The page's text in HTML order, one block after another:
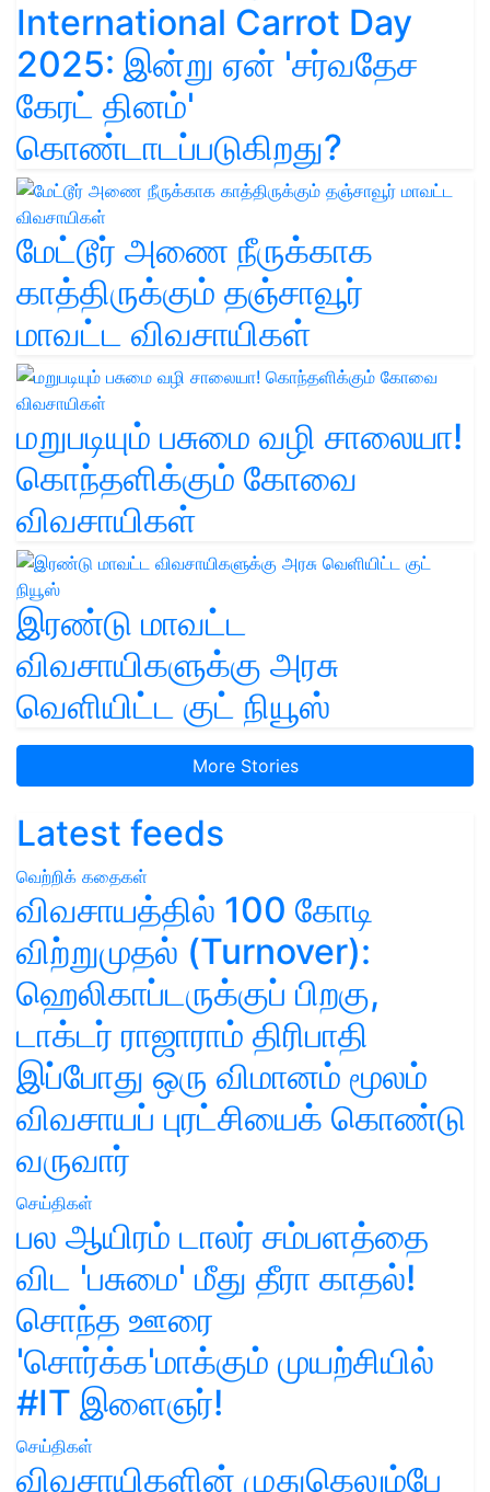
International Carrot Day
2025: இன்று ஏன் 'சர்வதேச
கேரட் தினம்'
கொண்டாடப்படுகிறது?
மேட்டூர் அணை நீருக்காக
காத்திருக்கும் தஞ்சாவூர்
மாவட்ட விவசாயிகள்
மறுபடியும் பசுமை வழி சாலையா!
கொந்தளிக்கும் கோவை
விவசாயிகள்
இரண்டு மாவட்ட
விவசாயிகளுக்கு அரசு
வெளியிட்ட குட் நியூஸ்
More Stories
Latest feeds
வெற்றிக் கதைகள்
விவசாயத்தில் 100 கோடி
விற்றுமுதல் (Turnover):
ஹெலிகாப்டருக்குப் பிறகு,
டாக்டர் ராஜாராம் திரிபாதி
இப்போது ஒரு விமானம் மூலம்
விவசாயப் புரட்சியைக் கொண்டு
வருவார்
செய்திகள்
பல ஆயிரம் டாலர் சம்பளத்தை
விட 'பசுமை' மீது தீரா காதல்!
சொந்த ஊரை
'சொர்க்க'மாக்கும் முயற்சியில்
#IT இளைஞர்!
செய்திகள்
விவசாயிகளின் முதுகெலும்பே